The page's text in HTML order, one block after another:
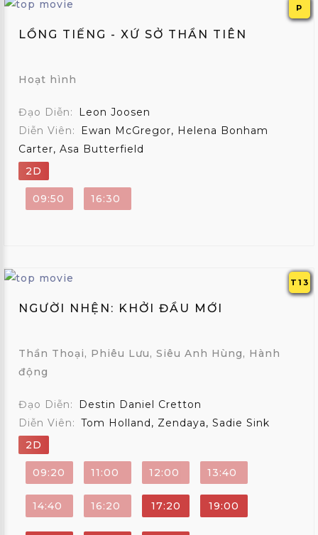
P
LỒNG TIẾNG - XỨ SỞ THẦN TIÊN
Hoạt hình
Đạo Diễn:
Leon Joosen
Diễn Viên:
Ewan McGregor, Helena Bonham
Carter, Asa Butterfield
2D
09:50 16:30
T13
NGƯỜI NHỆN: KHỞI ĐẦU MỚI
Thần Thoại, Phiêu Lưu, Siêu Anh Hùng, Hành
động
Đạo Diễn:
Destin Daniel Cretton
Diễn Viên: Tom Holland, Zendaya, Sadie Sink
2D
09:20 11:00 12:00 13:40
14:40 16:20 17:20 19:00